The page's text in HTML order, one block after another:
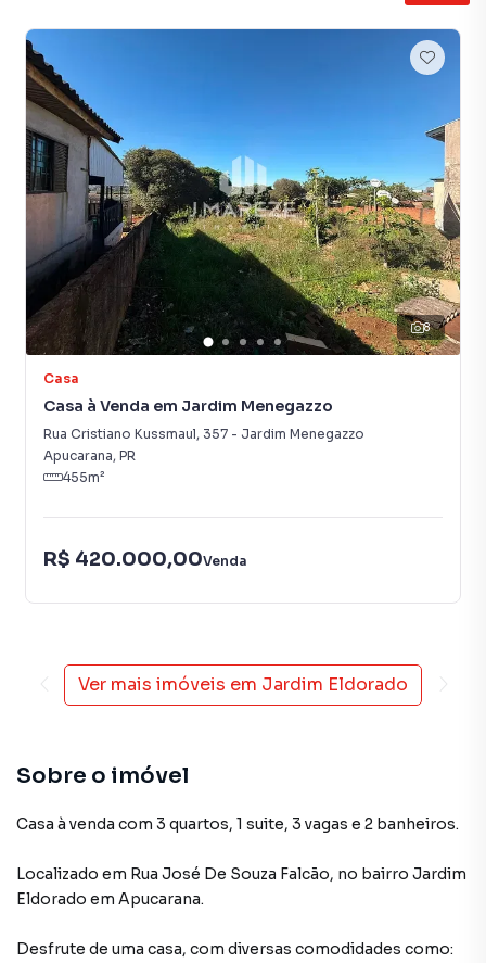
8
Casa
Casa à Venda em Jardim Menegazzo
Rua Cristiano Kussmaul, 357 - Jardim Menegazzo
Apucarana, PR
455m²
R$ 420.000,00Venda
Ver mais imóveis em Jardim Eldorado
Sobre o imóvel
Casa à venda com 3 quartos, 1 suite, 3 vagas e 2 banheiros.
Localizado em Rua José De Souza Falcão, no bairro Jardim
Eldorado em Apucarana.
Desfrute de uma casa, com diversas comodidades como: